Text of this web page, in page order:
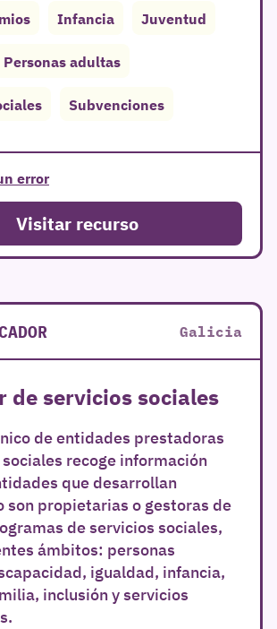
Infancia Juventud
Personas adultas
Subvenciones
error
Visitar recurso
Galicia
de servicios sociales
de entidades prestadoras
recoge información
que desarrollan
son propietarias o gestoras de
de servicios sociales,
ámbitos: personas
igualdad, infancia,
inclusión y servicios